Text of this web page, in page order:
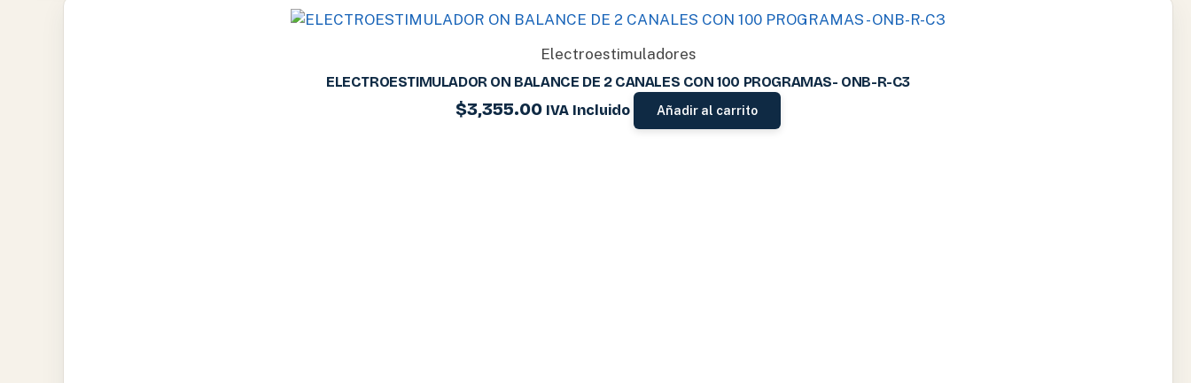
Electroestimuladores
ELECTROESTIMULADOR ON BALANCE DE 2 CANALES CON 100 PROGRAMAS- ONB-R-C3
$3,355.00 IVA Incluido Añadir al carrito